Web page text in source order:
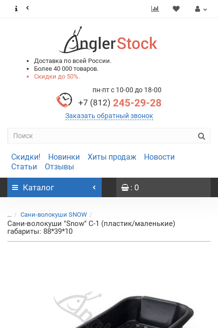
Доставка по всей России.
Более 40 000 товаров.
Скидки до 50%.
пн-пт с 10-00 до 18-00
+7 (812) 245-29-28
Заказать обратный звонок
Скидки! Новинки Хиты продаж
Новости
Статьи
Отзывы
Каталог : 0
... Сани-волокуши SNOW
Сани-волокуши "Snow" С-1 (пластик/маленькие)
габариты: 88*39*10